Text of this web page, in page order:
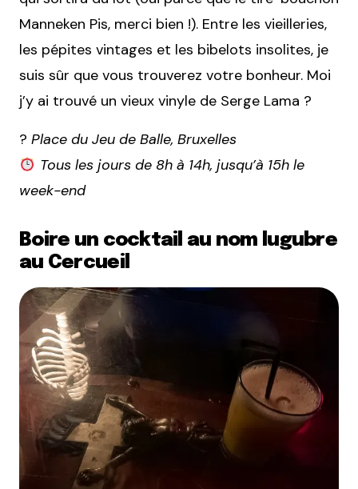
Manneken Pis, merci bien !). Entre les vieilleries,
les pépites vintages et les bibelots insolites, je
suis sûr que vous trouverez votre bonheur. Moi
j’y ai trouvé un vieux vinyle de Serge Lama ?
? Place du Jeu de Balle, Bruxelles
Tous les jours de 8h à 14h, jusqu’à 15h le
week-end
Boire un cocktail au nom lugubre
au Cercueil